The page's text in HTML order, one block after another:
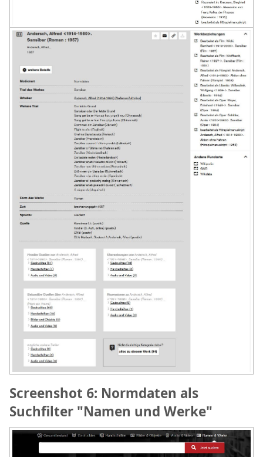
Screenshot 6: Normdaten als
Suchfilter "Namen und Werke"